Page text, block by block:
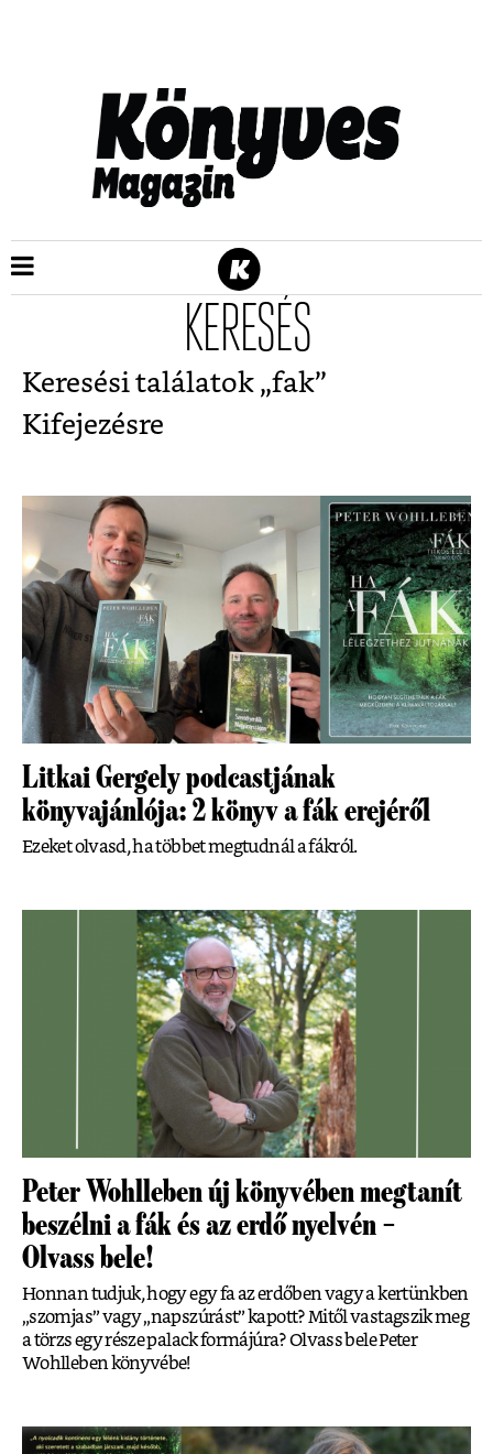
KERESÉS
Keresési találatok „fak”
Kifejezésre
Litkai Gergely podcastjának
könyvajánlója: 2 könyv a fák erejéről
Ezeket olvasd, ha többet megtudnál a fákról.
Peter Wohlleben új könyvében megtanít
beszélni a fák és az erdő nyelvén –
Olvass bele!
Honnan tudjuk, hogy egy fa az erdőben vagy a kertünkben
„szomjas” vagy „napszúrást” kapott? Mitől vastagszik meg
a törzs egy része palack formájúra? Olvass bele Peter
Wohlleben könyvébe!